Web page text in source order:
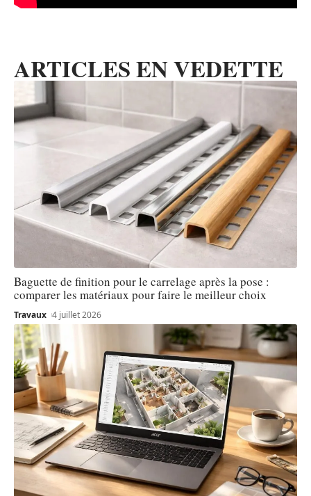
ARTICLES EN VEDETTE
Baguette de finition pour le carrelage après la pose :
comparer les matériaux pour faire le meilleur choix
Travaux 4 juillet 2026